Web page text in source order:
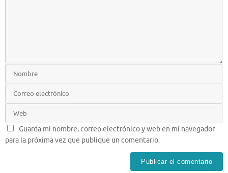
Guarda mi nombre, correo electrónico y web en mi navegador
para la próxima vez que publique un comentario.